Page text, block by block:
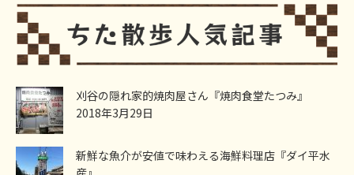
刈谷の隠れ家的焼肉屋さん『焼肉食堂たつみ』
2018年3月29日
新鮮な魚介が安値で味わえる海鮮料理店『ダイ平水